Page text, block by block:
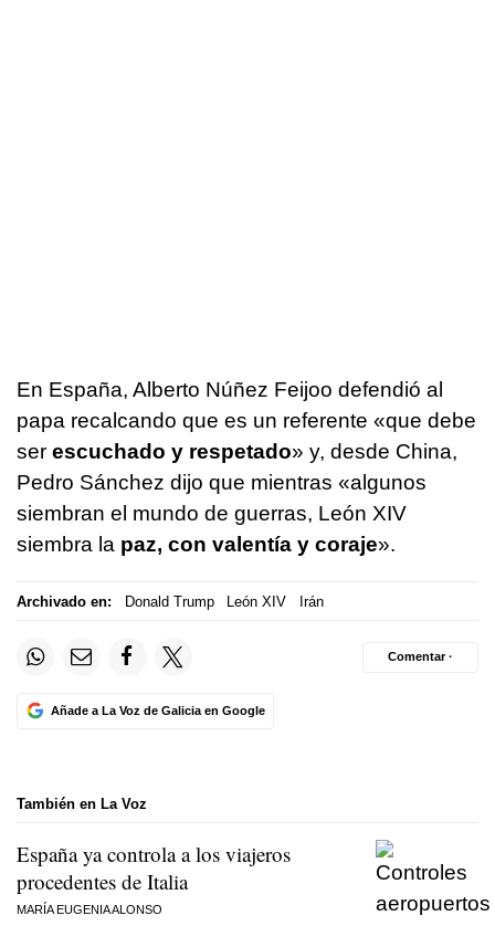
En España, Alberto Núñez Feijoo defendió al
papa recalcando que es un referente «que debe
ser escuchado y respetado» y, desde China,
Pedro Sánchez dijo que mientras «algunos
siembran el mundo de guerras, León XIV
siembra la paz, con valentía y coraje».
Archivado en: Donald Trump León XIV Irán
Añade a La Voz de Galicia en Google
Comentar ·
También en La Voz
España ya controla a los viajeros
procedentes de Italia
MARÍA EUGENIA ALONSO